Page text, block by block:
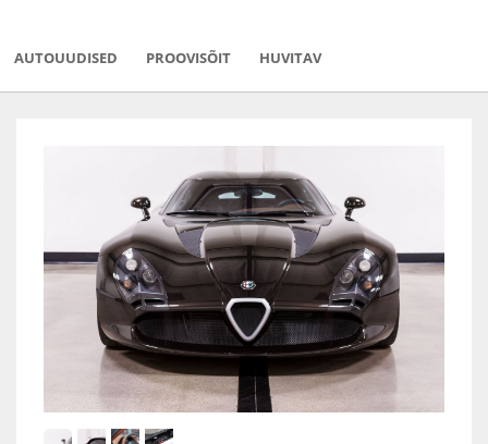
AUTOUUDISED PROOVISÕIT HUVITAV